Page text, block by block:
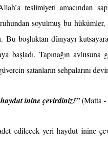
teslimiyeti amacından
soyulmuş bu
Bu boşluktan dünyayı
başladı. Tapınağın avlusuna
satanların sehpalarını
haydut inine çevirdiniz!” (Matta -
edilecek yeri haydut inine